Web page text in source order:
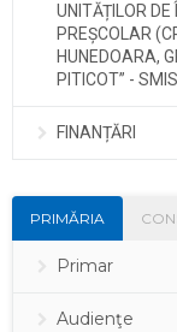
UNITĂȚILOR
PREȘCOLAR
HUNEDOARA,
PITICOT” -
FINANȚĂRI
PRIMĂRIA
Primar
Audienţe